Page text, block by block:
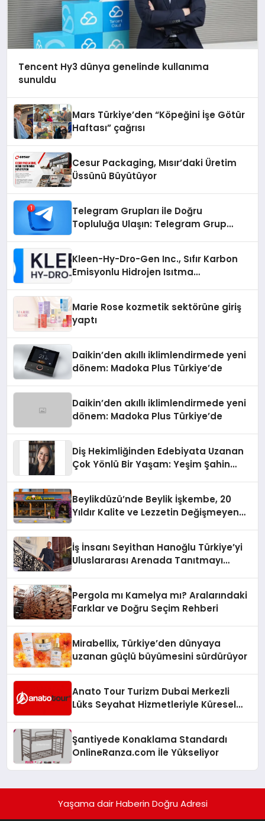
Tencent Hy3 dünya genelinde kullanıma
sunuldu
Mars Türkiye’den “Köpeğini İşe Götür
Haftası” çağrısı
Cesur Packaging, Mısır’daki Üretim
Üssünü Büyütüyor
Telegram Grupları ile Doğru
Topluluğa Ulaşın: Telegram Grup
Kleen-Hy-Dro-Gen Inc., Sıfır Karbon
Emisyonlu Hidrojen Isıtma
Marie Rose kozmetik sektörüne giriş
yaptı
Daikin’den akıllı iklimlendirmede yeni
dönem: Madoka Plus Türkiye’de
Daikin’den akıllı iklimlendirmede yeni
dönem: Madoka Plus Türkiye’de
Diş Hekimliğinden Edebiyata Uzanan
Çok Yönlü Bir Yaşam: Yeşim Şahin
Beylikdüzü’nde Beylik İşkembe, 20
Yıldır Kalite ve Lezzetin Değişmeyen
İş İnsanı Seyithan Hanoğlu Türkiye’yi
Uluslararası Arenada Tanıtmayı
Pergola mı Kamelya mı? Aralarındaki
Farklar ve Doğru Seçim Rehberi
Mirabellix, Türkiye’den dünyaya
uzanan güçlü büyümesini sürdürüyor
Anato Tour Turizm Dubai Merkezli
Lüks Seyahat Hizmetleriyle Küresel
Şantiyede Konaklama Standardı
OnlineRanza.com İle Yükseliyor
Yaşama dair Haberin Doğru Adresi